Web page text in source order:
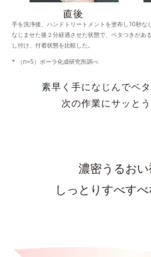
手を洗浄後、ハンドトリートメントを塗布し10秒な
なじませた後２分経過させた状態で、ベタつきがあ
し付け、付着状態を比較した。
* （n=5）ポーラ化成研究所調べ
素早く手になじんでベタ
次の作業にサッとう
濃密うるお
しっとりすべすべ